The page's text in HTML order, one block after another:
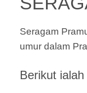
Seragam
umur dalam
Berikut